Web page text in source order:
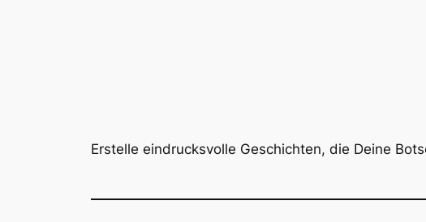
Erstelle eindrucksvolle Geschichten, die Deine